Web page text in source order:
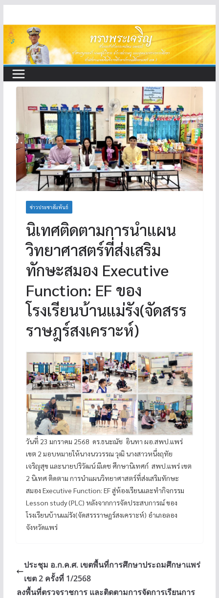
to
content
ข่าวประชาสัมพันธ์
นิเทศติดตามการนำแผน
วิทยาศาสตร์ที่ส่งเสริม
ทักษะสมอง Executive
Function: EF ของ
โรงเรียนบ้านแม่รัง(จัดสรร
ราษฎร์สงเคราะห์)
วันที่ 23 มกราคม 2568 ดร.ธนะณัช อินทา ผอ.สพป.แพร่
เขต 2 มอบหมายให้นางนววรรณ วุฒิ นางสาวหนึ่งฤทัย
เจริญสุข และนายปริวัฒน์ มีเดช ศึกษานิเทศก์ สพป.แพร่ เขต
2 นิเทศ ติดตาม การนำแผนวิทยาศาสตร์ที่ส่งเสริมทักษะ
สมอง Executive Function: EF สู่ห้องเรียนและทำกิจกรรม
Lesson study (PLC) หลังจากการจัดประสบการณ์ ของ
โรงเรียนบ้านแม่รัง(จัดสรรราษฎร์สงเคราะห์) อำเภอลอง
จังหวัดแพร่
ประชุม อ.ก.ค.ศ. เขตพื้นที่การศึกษาประถมศึกษาแพร่
เขต 2 ครั้งที่ 1/2568
ลงพื้นที่ตรวจราชการ และติดตามการจัดการเรียนการ